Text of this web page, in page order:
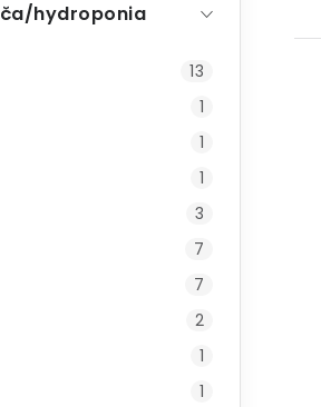
hydroponia
13
1
1
1
3
7
7
2
1
1